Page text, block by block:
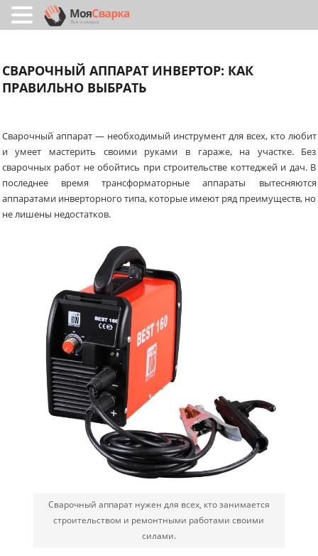
СВАРОЧНЫЙ АППАРАТ ИНВЕРТОР: КАК
ПРАВИЛЬНО ВЫБРАТЬ
Сварочный аппарат — необходимый инструмент для всех, кто любит
и умеет мастерить своими руками в гараже, на участке. Без
сварочных работ не обойтись при строительстве коттеджей и дач. В
последнее время трансформаторные аппараты вытесняются
аппаратами инверторного типа, которые имеют ряд преимуществ, но
не лишены недостатков.
Сварочный аппарат нужен для всех, кто занимается
строительством и ремонтными работами своими
силами.